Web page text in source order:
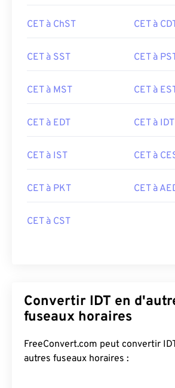
CET à ChST CET à
CET à SST CET à
CET à MST CET à
CET à EDT CET à IDT
CET à IST CET à
CET à PKT CET à
CET à CST
Convertir IDT en
fuseaux horaires
FreeConvert.com peut convertir
autres fuseaux horaires :